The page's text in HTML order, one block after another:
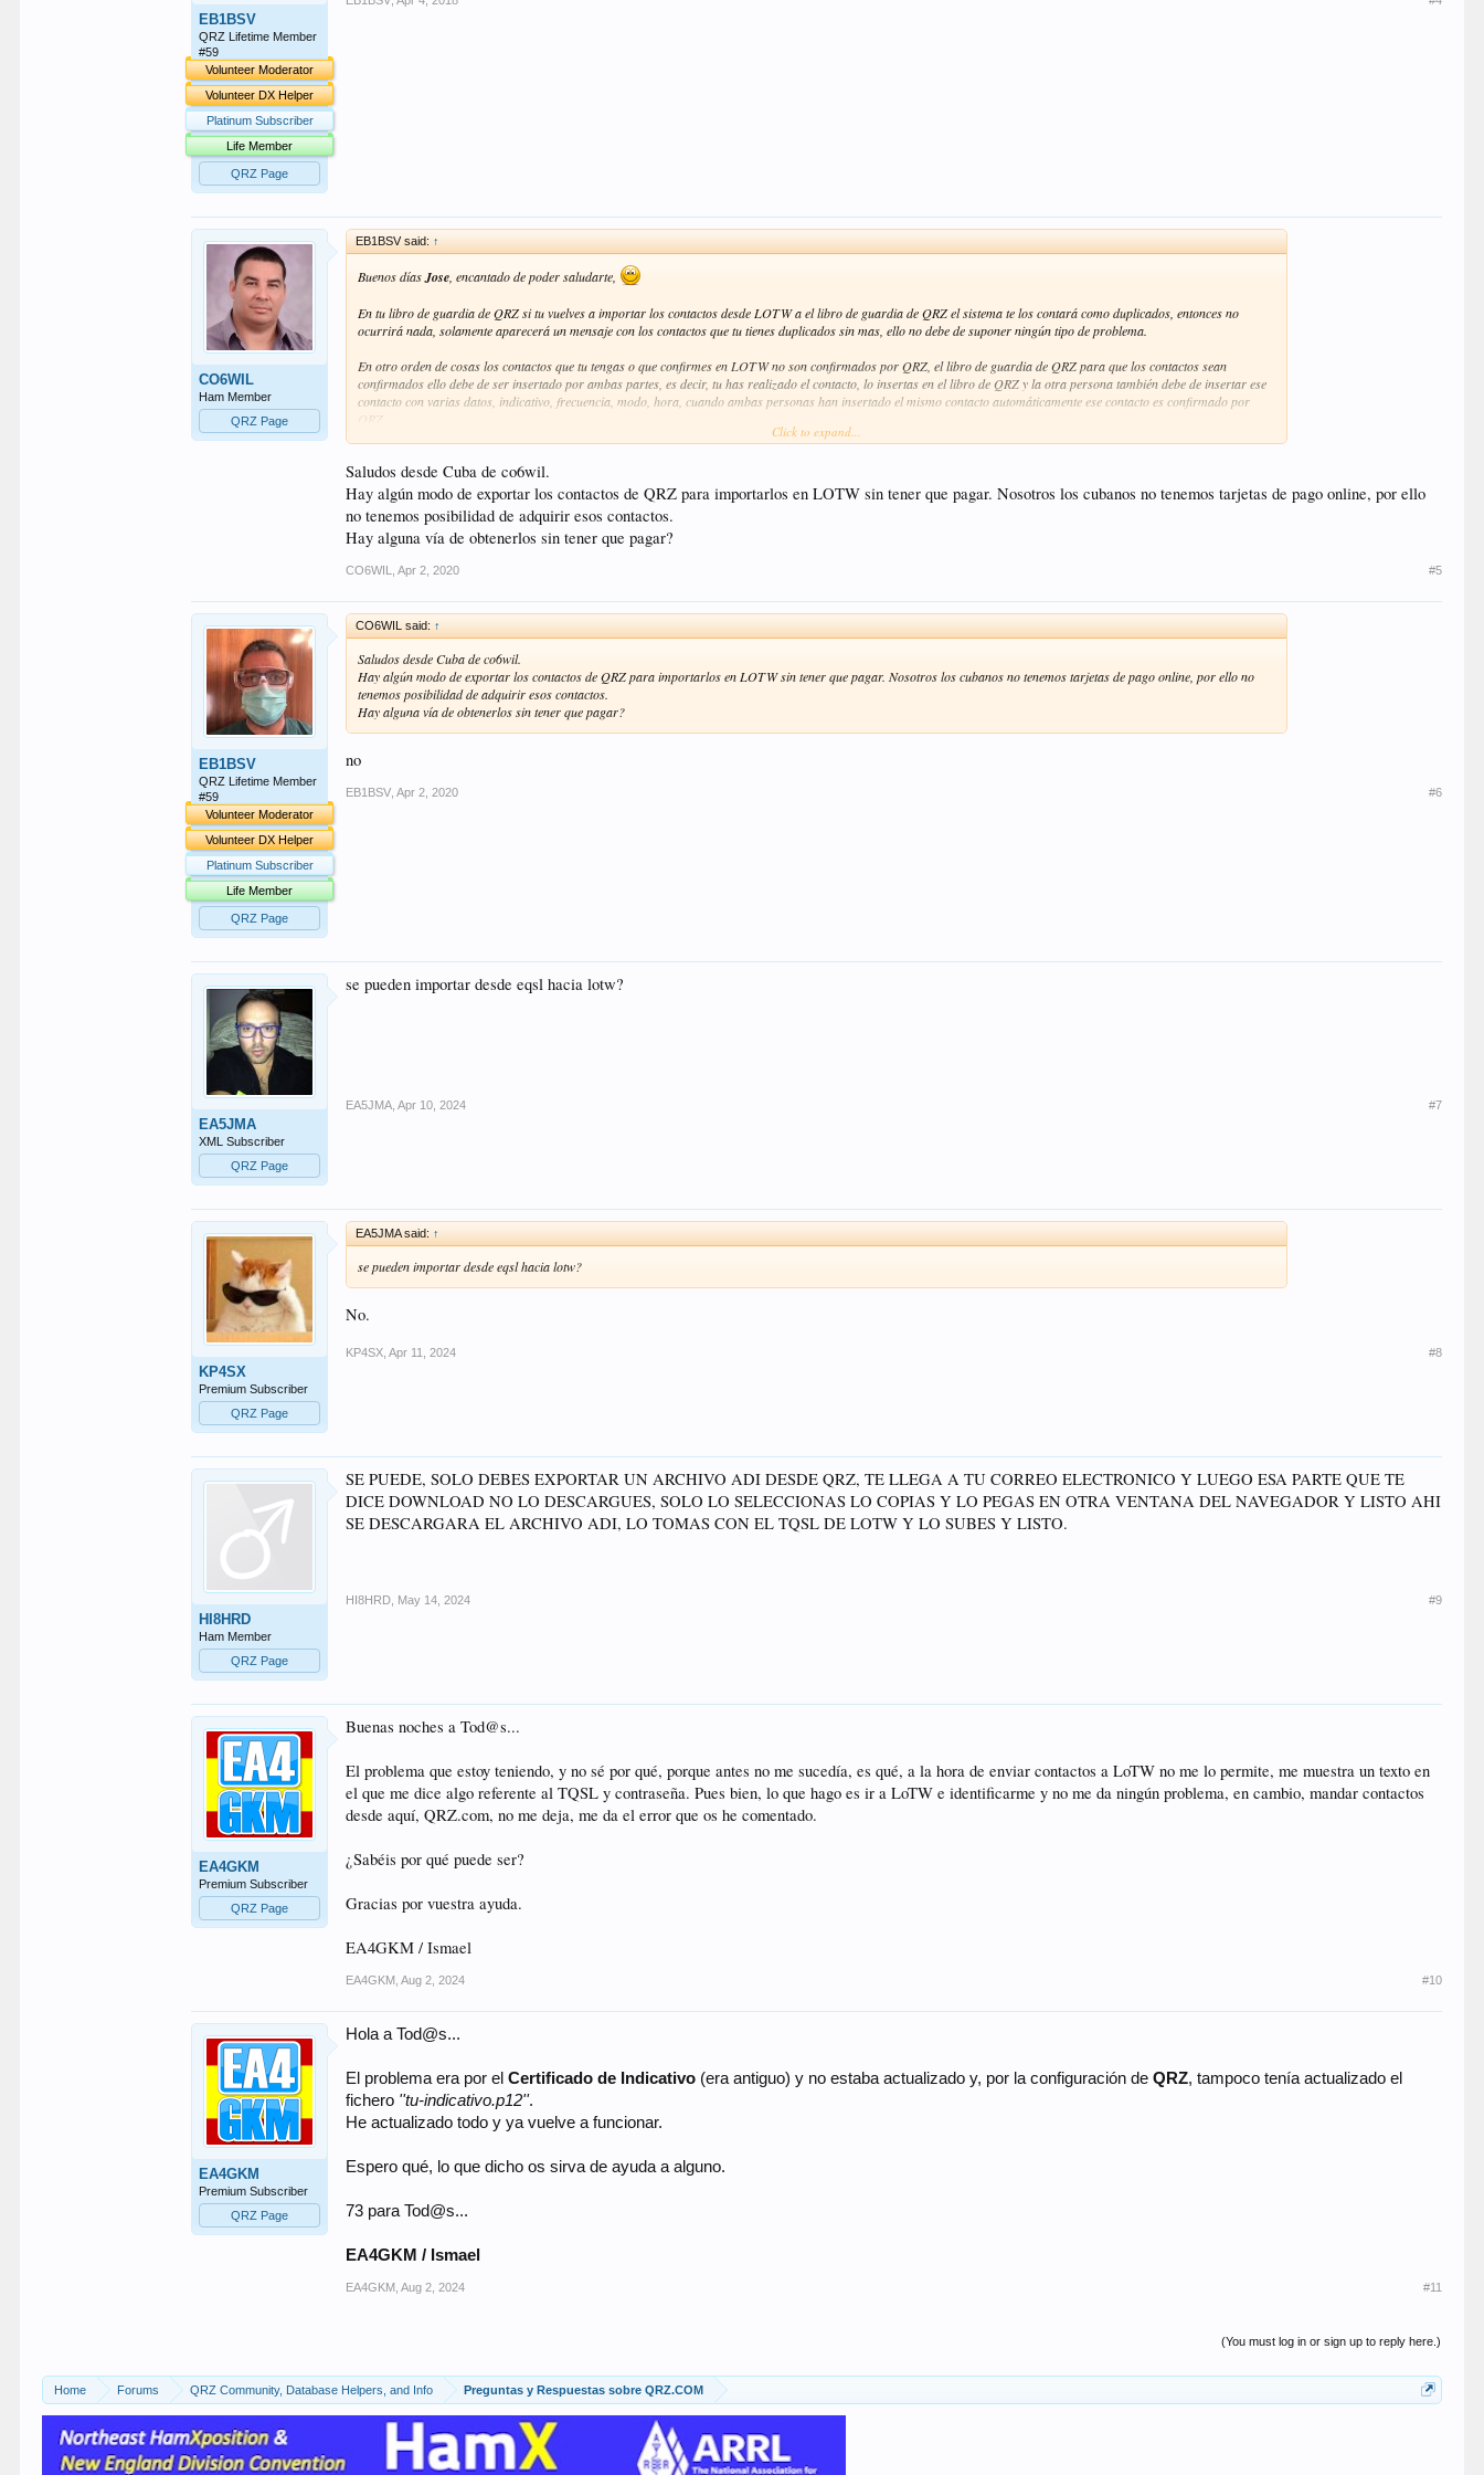
EB1BSV
QRZ Lifetime Member
#59
Volunteer Moderator
Volunteer DX Helper
Platinum Subscriber
Life Member
QRZ Page
CO6WIL
Ham Member
QRZ Page
EB1BSV said: ↑
Buenos días Jose , encantado de poder saludarte,
En tu libro de guardia de QRZ si tu vuelves a importar los contactos desde LOTW a el libro de guardia de QRZ el sistema te los contará como duplicados, entonces no
ocurrirá nada, solamente aparecerá un mensaje con los contactos que tu tienes duplicados sin mas, ello no debe de suponer ningún tipo de problema.
En otro orden de cosas los contactos que tu tengas o que confirmes en LOTW no son confirmados por QRZ, el libro de guardia de QRZ para que los contactos sean
confirmados ello debe de ser insertado por ambas partes, es decir, tu has realizado el contacto, lo insertas en el libro de QRZ y la otra persona también debe de insertar ese
contacto con varias datos, indicativo, frecuencia, modo, hora, cuando ambas personas han insertado el mismo contacto automáticamente ese contacto es confirmado por
QRZ.
http://logbook.qrz.com/page/faq.html
Espero haberte ayudado y por favor, no dudes en volver a ponerte en contacto clon migo si tu necesitas alguna ayuda mas.
Click to expand...
Saludos desde Cuba de co6wil.
Hay algún modo de exportar los contactos de QRZ para importarlos en LOTW sin tener que pagar. Nosotros los cubanos no tenemos tarjetas de pago online, por ello
no tenemos posibilidad de adquirir esos contactos.
Hay alguna vía de obtenerlos sin tener que pagar?
CO6WIL Apr 2, 2020 #5
EB1BSV
QRZ Lifetime Member
#59
Volunteer Moderator
Volunteer DX Helper
Platinum Subscriber
Life Member
QRZ Page
CO6WIL said: ↑
Saludos desde Cuba de co6wil.
Hay algún modo de exportar los contactos de QRZ para importarlos en LOTW sin tener que pagar. Nosotros los cubanos no tenemos tarjetas de pago online, por ello no
tenemos posibilidad de adquirir esos contactos.
Hay alguna vía de obtenerlos sin tener que pagar?
no
EB1BSV Apr 2, 2020 #6
EA5JMA
XML Subscriber
QRZ Page
se pueden importar desde eqsl hacia lotw?
EA5JMA Apr 10, 2024 #7
KP4SX
Premium Subscriber
QRZ Page
EA5JMA said: ↑
se pueden importar desde eqsl hacia lotw?
No.
KP4SX Apr 11, 2024 #8
HI8HRD
Ham Member
QRZ Page
SE PUEDE, SOLO DEBES EXPORTAR UN ARCHIVO ADI DESDE QRZ, TE LLEGA A TU CORREO ELECTRONICO Y LUEGO ESA PARTE QUE TE
DICE DOWNLOAD NO LO DESCARGUES, SOLO LO SELECCIONAS LO COPIAS Y LO PEGAS EN OTRA VENTANA DEL NAVEGADOR Y LISTO AHI
SE DESCARGARA EL ARCHIVO ADI, LO TOMAS CON EL TQSL DE LOTW Y LO SUBES Y LISTO.
HI8HRD May 14, 2024 #9
EA4GKM
Premium Subscriber
QRZ Page
Buenas noches a Tod@s...
El problema que estoy teniendo, y no sé por qué, porque antes no me sucedía, es qué, a la hora de enviar contactos a LoTW no me lo permite, me muestra un texto en
el que me dice algo referente al TQSL y contraseña. Pues bien, lo que hago es ir a LoTW e identificarme y no me da ningún problema, en cambio, mandar contactos
desde aquí, QRZ.com, no me deja, me da el error que os he comentado.
¿Sabéis por qué puede ser?
Gracias por vuestra ayuda.
EA4GKM / Ismael
EA4GKM Aug 2, 2024 #10
EA4GKM
Premium Subscriber
QRZ Page
Hola a Tod@s...
El problema era por elCertificado de Indicativo (era antiguo) y no estaba actualizado y, por la configuración deQRZ, tampoco tenía actualizado el
fichero ''tu-indicativo.p12''.
He actualizado todo y ya vuelve a funcionar.
Espero qué, lo que dicho os sirva de ayuda a alguno.
73 para Tod@s...
EA4GKM / Ismael
EA4GKM Aug 2, 2024 #11
(You must log in or sign up to reply here.)
Home Forums QRZ Community, Database Helpers, and Info Preguntas y Respuestas sobre QRZ.COM